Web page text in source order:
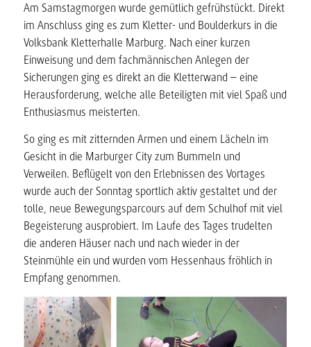
Am Samstagmorgen wurde gemütlich gefrühstückt. Direkt
im Anschluss ging es zum Kletter- und Boulderkurs in die
Volksbank Kletterhalle Marburg. Nach einer kurzen
Einweisung und dem fachmännischen Anlegen der
Sicherungen ging es direkt an die Kletterwand – eine
Herausforderung, welche alle Beteiligten mit viel Spaß und
Enthusiasmus meisterten.
So ging es mit zitternden Armen und einem Lächeln im
Gesicht in die Marburger City zum Bummeln und
Verweilen. Beflügelt von den Erlebnissen des Vortages
wurde auch der Sonntag sportlich aktiv gestaltet und der
tolle, neue Bewegungsparcours auf dem Schulhof mit viel
Begeisterung ausprobiert. Im Laufe des Tages trudelten
die anderen Häuser nach und nach wieder in der
Steinmühle ein und wurden vom Hessenhaus fröhlich in
Empfang genommen.